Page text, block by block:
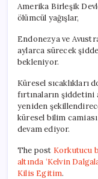
Amerika Birleşik
ölümcül yağışlar,
Endonezya ve
aylarca sürecek
bekleniyor.
Küresel sıcaklıkları
fırtınaların şiddetini
yeniden
küresel bilim
devam ediyor.
The post Korkutucu
altında ‘Kelvin
Kilis Egitim.